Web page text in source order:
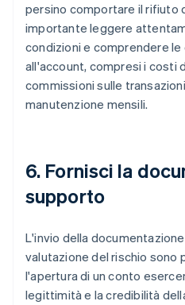
persino comportare il rifiuto
importante leggere
condizioni e comprendere
all'account, compresi i costi
commissioni sulle
manutenzione mensili.
6. Fornisci la
supporto
L'invio della
valutazione del rischio sono
l'apertura di un conto
legittimità e la credibilità